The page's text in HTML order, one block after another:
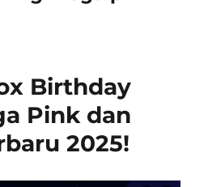
Birthday
Pink dan
2025!